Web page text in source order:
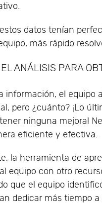
datos tenían
más rápido
ANÁLISIS PARA
información, el equipo
pero ¿cuánto? ¡Lo
ninguna mejora!
eficiente y efectiva.
la herramienta de
equipo con otro
que el equipo
dedicar más tiempo